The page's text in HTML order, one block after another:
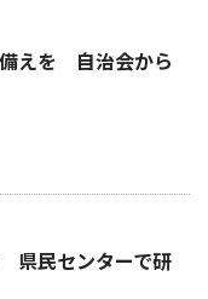
えを 自治会から
県民センターで研